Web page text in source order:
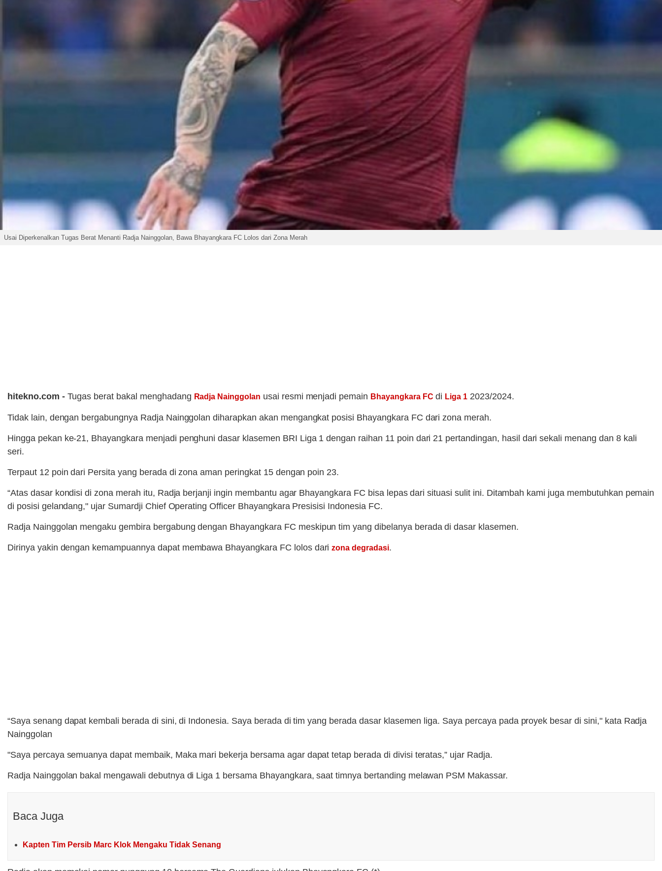
Usai Diperkenalkan Tugas Berat Menanti Radja Nainggolan, Bawa Bhayangkara FC Lolos dari Zona Merah
hitekno.com - Tugas berat bakal menghadang Radja Nainggolan usai resmi menjadi pemain Bhayangkara FC di Liga 1 2023/2024.
Tidak lain, dengan bergabungnya Radja Nainggolan diharapkan akan mengangkat posisi Bhayangkara FC dari zona merah.
Hingga pekan ke-21, Bhayangkara menjadi penghuni dasar klasemen BRI Liga 1 dengan raihan 11 poin dari 21 pertandingan, hasil dari sekali menang dan 8 kali
seri.
Terpaut 12 poin dari Persita yang berada di zona aman peringkat 15 dengan poin 23.
“Atas dasar kondisi di zona merah itu, Radja berjanji ingin membantu agar Bhayangkara FC bisa lepas dari situasi sulit ini. Ditambah kami juga membutuhkan pemain
di posisi gelandang," ujar Sumardji Chief Operating Officer Bhayangkara Presisisi Indonesia FC.
Radja Nainggolan mengaku gembira bergabung dengan Bhayangkara FC meskipun tim yang dibelanya berada di dasar klasemen.
Dirinya yakin dengan kemampuannya dapat membawa Bhayangkara FC lolos darizona degradasi.
“Saya senang dapat kembali berada di sini, di Indonesia. Saya berada di tim yang berada dasar klasemen liga. Saya percaya pada proyek besar di sini," kata Radja
Nainggolan
"Saya percaya semuanya dapat membaik, Maka mari bekerja bersama agar dapat tetap berada di divisi teratas,” ujar Radja.
Radja Nainggolan bakal mengawali debutnya di Liga 1 bersama Bhayangkara, saat timnya bertanding melawan PSM Makassar.
Baca Juga
Kapten Tim Persib Marc Klok Mengaku Tidak Senang